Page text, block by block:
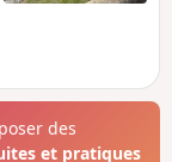
des
et pratiques